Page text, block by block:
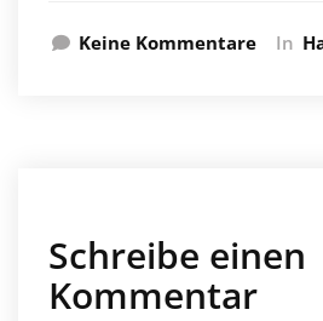
Keine Kommentare In
Schreibe einen
Kommentar